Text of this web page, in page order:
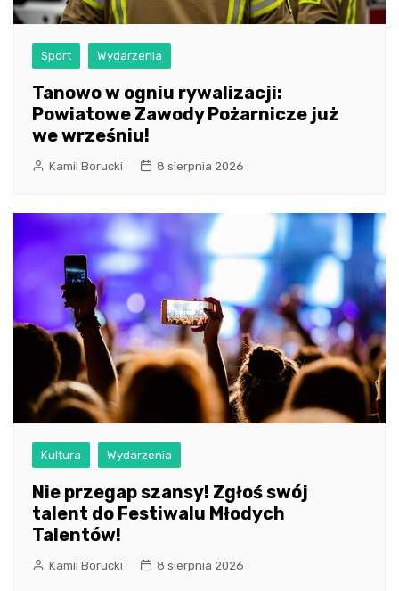
Sport Wydarzenia
Tanowo w ogniu rywalizacji:
Powiatowe Zawody Pożarnicze już
we wrześniu!
Kamil Borucki 8 sierpnia 2026
Kultura Wydarzenia
Nie przegap szansy! Zgłoś swój
talent do Festiwalu Młodych
Talentów!
Kamil Borucki 8 sierpnia 2026